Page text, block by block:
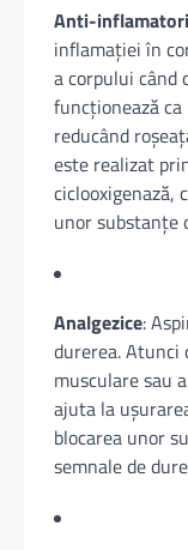
Anti-
inflamației în
a corpului când
funcționează
reducând
este realizat
ciclooxigenază,
unor substanțe
Analgezice:
durerea. Atunci
musculare sau
ajuta la
blocarea unor
semnale de